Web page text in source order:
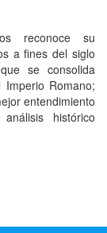
reconoce su
a fines del siglo
se consolida
Romano;
entendimiento
histórico